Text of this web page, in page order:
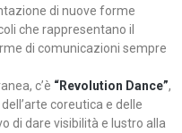
di nuove forme
che rappresentano il
di comunicazioni sempre
c’è “Revolution Dance”,
coreutica e delle
di dare visibilità e lustro alla